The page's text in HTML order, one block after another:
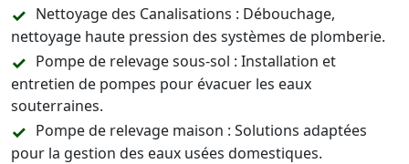
Nettoyage des Canalisations : Débouchage,
nettoyage haute pression des systèmes de plomberie.
Pompe de relevage sous-sol : Installation et
entretien de pompes pour évacuer les eaux
souterraines.
Pompe de relevage maison : Solutions adaptées
pour la gestion des eaux usées domestiques.